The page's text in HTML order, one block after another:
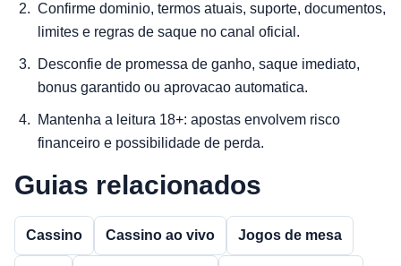
Confirme dominio, termos atuais, suporte, documentos,
limites e regras de saque no canal oficial.
Desconfie de promessa de ganho, saque imediato,
bonus garantido ou aprovacao automatica.
Mantenha a leitura 18+: apostas envolvem risco
financeiro e possibilidade de perda.
Guias relacionados
Cassino Cassino ao vivo Jogos de mesa